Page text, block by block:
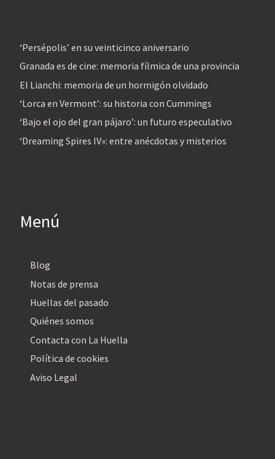
‘Persépolis’ en su veinticinco aniversario
Granada es de cine: memoria fílmica de una provincia
El Lianchi: memoria de un hormigón olvidado
‘Lorca en Vermont’: su historia con Cummings
‘Bajo el ojo del gran pájaro’: un futuro especulativo
‘Dreaming Spires IV»: entre anécdotas y misterios
Menú
Blog
Notas de prensa
Huellas del pasado
Quiénes somos
Contacta con La Huella
Política de cookies
Aviso Legal